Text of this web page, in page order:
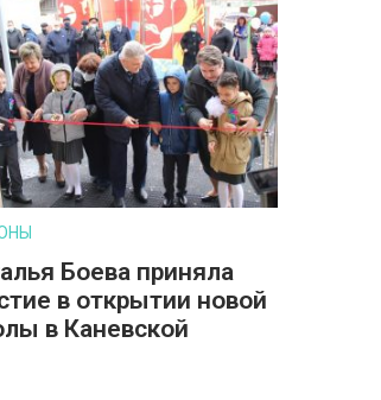
Боева приняла
в открытии новой
в Каневской